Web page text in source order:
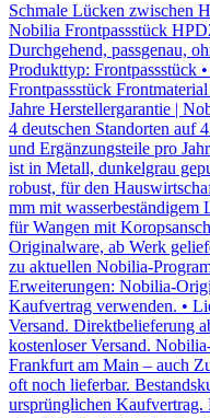
Schmale Lücken zwischen
Nobilia Frontpassstück
Durchgehend, passgenau,
Produkttyp: Frontpassstück
Frontpassstück
Jahre Herstellergarantie |
4 deutschen Standorten auf
und Ergänzungsteile pro
ist in Metall, dunkelgrau
robust, für den
mm mit
für Wangen mit
Originalware, ab Werk
zu aktuellen Nobilia-
Erweiterungen: Nobilia-
Kaufvertrag verwenden. •
Versand. Direktbelieferung
kostenloser Versand.
Frankfurt am Main – auch
oft noch lieferbar.
ursprünglichen Kaufvertrag.